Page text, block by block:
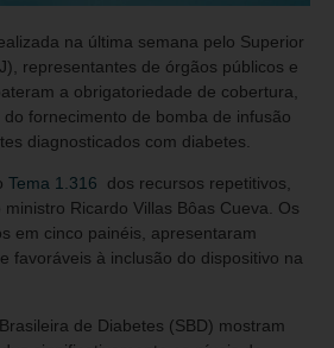
na última semana pelo Superior
representantes de órgãos públicos e
a obrigatoriedade de cobertura,
fornecimento de bomba de infusão
diagnosticados com diabetes.
Tema 1.316
dos recursos repetitivos,
Ricardo Villas Bôas Cueva. Os
em cinco painéis, apresentaram
favoráveis à inclusão do dispositivo na
de Diabetes (SBD) mostram